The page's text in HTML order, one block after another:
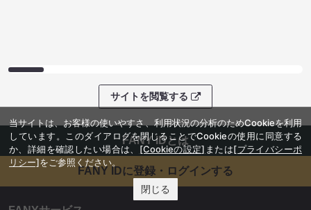
サイトを閲覧する
FANY IDとは
FANY IDに登録・ログインする
当サイトは、お客様の使いやすさ、利用状況の分析のためCookieを利用
しています。このダイアログを閉じることでCookieの使用に同意する
か、詳細を確認したい場合は、 [Cookieの設定] または[プライバシーポ
リシー]をご参照ください。
閉じる